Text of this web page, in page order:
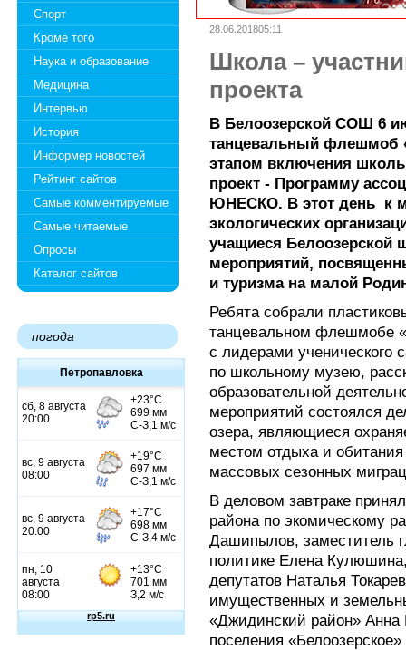
Спорт
Кроме того
Наука и образование
Медицина
Интервью
История
Информер новостей
Рейтинг сайтов
Самые комментируемые
Самые читаемые
Опросы
Каталог сайтов
погода
Петропавловка
28.06.201805:11
Школа –
проекта
В Белоозерской СОШ 6
танцевальный флешмоб
этапом включения
проект - Программу
ЮНЕСКО. В этот день к
экологических
учащиеся
мероприятий,
и туризма на малой
Ребята собрали
танцевальном флешмобе
с лидерами ученического
по школьному музею,
образовательной
мероприятий состоялся
озера, являющиеся
местом отдыха и
массовых сезонных
В деловом завтраке
района по экомическому
Дашипылов, заместитель
политике Елена
депутатов Наталья
имущественных и
«Джидинский район» Анна
поселения